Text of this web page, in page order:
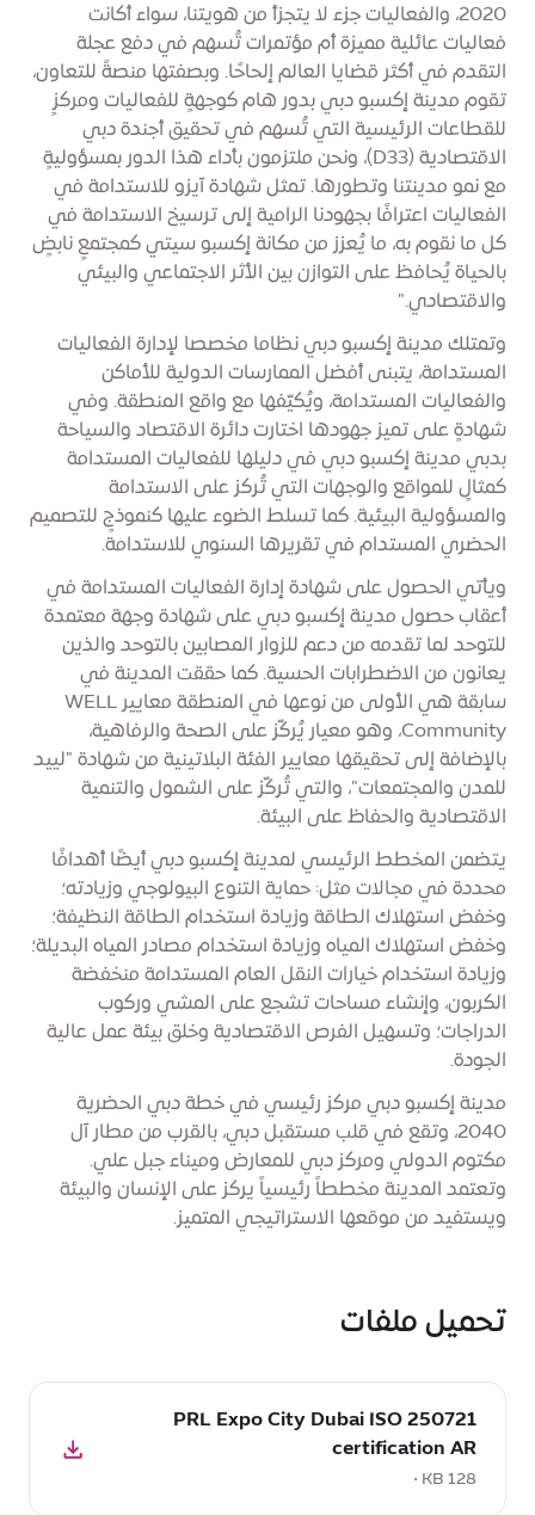
2020، والفعاليات جزء لا يتجزأ من هويتنا، سواء أكانت
فعاليات عائلية مميزة أم مؤتمرات تُسهم في دفع عجلة
التقدم في أكثر قضايا العالم إلحاحًا. وبصفتها منصةً للتعاون،
تقوم مدينة إكسبو دبي بدور هام كوجهةٍ للفعاليات ومركزٍ
للقطاعات الرئيسية التي تُسهم في تحقيق أجندة دبي
الاقتصادية (D33)، ونحن ملتزمون بأداء هذا الدور بمسؤوليةٍ
مع نمو مدينتنا وتطورها. تمثل شهادة آيزو للاستدامة في
الفعاليات اعترافًا بجهودنا الرامية إلى ترسيخ الاستدامة في
كل ما نقوم به، ما يُعزز من مكانة إكسبو سيتي كمجتمعٍ نابضٍ
بالحياة يُحافظ على التوازن بين الأثر الاجتماعي والبيئي
والاقتصادي."
وتمتلك مدينة إكسبو دبي نظاما مخصصا لإدارة الفعاليات
المستدامة، يتبنى أفضل الممارسات الدولية للأماكن
والفعاليات المستدامة، ويُكيّفها مع واقع المنطقة. وفي
شهادةٍ على تميز جهودها اختارت دائرة الاقتصاد والسياحة
بدبي مدينة إكسبو دبي في دليلها للفعاليات المستدامة
كمثالٍ للمواقع والوجهات التي تُركز على الاستدامة
والمسؤولية البيئية. كما تسلط الضوء عليها كنموذجٍ للتصميم
الحضري المستدام في تقريرها السنوي للاستدامة.
ويأتي الحصول على شهادة إدارة الفعاليات المستدامة في
أعقاب حصول مدينة إكسبو دبي على شهادة وجهة معتمدة
للتوحد لما تقدمه من دعم للزوار المصابين بالتوحد والذين
يعانون من الاضطرابات الحسية. كما حققت المدينة في
سابقة هي الأولى من نوعها في المنطقة معايير WELL
Community، وهو معيار يُركّز على الصحة والرفاهية،
بالإضافة إلى تحقيقها معايير الفئة البلاتينية من شهادة "لييد
للمدن والمجتمعات"، والتي تُركّز على الشمول والتنمية
الاقتصادية والحفاظ على البيئة.
يتضمن المخطط الرئيسي لمدينة إكسبو دبي أيضًا أهدافًا
محددة في مجالات مثل: حماية التنوع البيولوجي وزيادته؛
وخفض استهلاك الطاقة وزيادة استخدام الطاقة النظيفة؛
وخفض استهلاك المياه وزيادة استخدام مصادر المياه البديلة؛
وزيادة استخدام خيارات النقل العام المستدامة منخفضة
الكربون، وإنشاء مساحات تشجع على المشي وركوب
الدراجات؛ وتسهيل الفرص الاقتصادية وخلق بيئة عمل عالية
الجودة.
مدينة إكسبو دبي مركز رئيسي في خطة دبي الحضرية
2040، وتقع في قلب مستقبل دبي، بالقرب من مطار آل
مكتوم الدولي ومركز دبي للمعارض وميناء جبل علي.
وتعتمد المدينة مخططاً رئيسياً يركز على الإنسان والبيئة
ويستفيد من موقعها الاستراتيجي المتميز.
تحميل ملفات
تحميل
250721
PRL
Expo
250721 PRL Expo City Dubai ISO
certification AR
128 KB •